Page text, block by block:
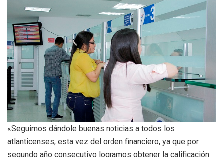
«Seguimos dándole buenas noticias a todos los
atlanticenses, esta vez del orden financiero, ya que por
segundo año consecutivo logramos obtener la calificación